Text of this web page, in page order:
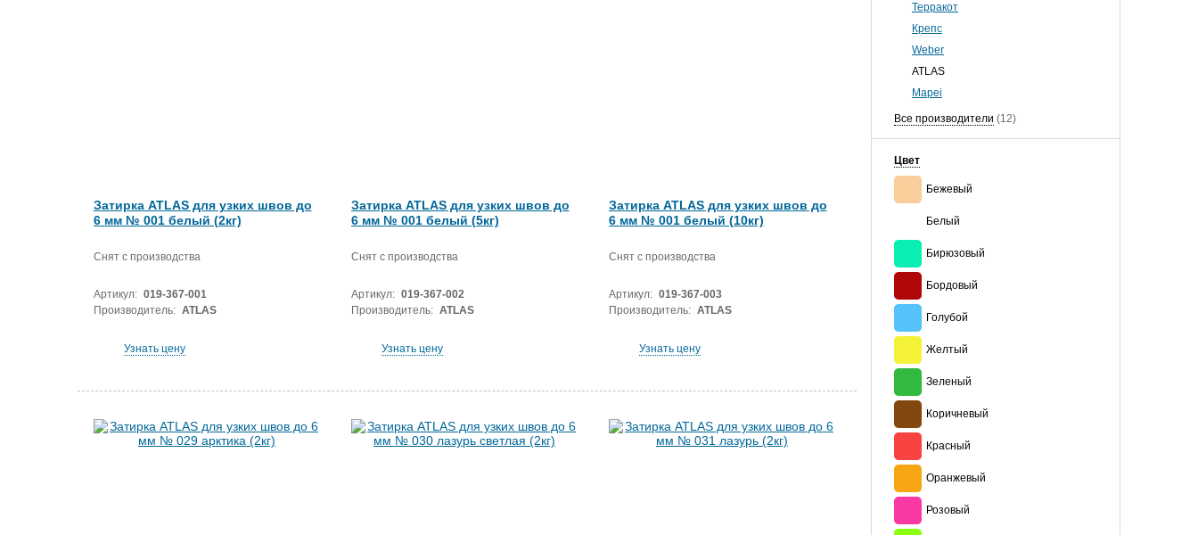
Терракот
Крепс
Weber
ATLAS
Mapei
Все производители (12)
Цвет
Бежевый
Белый
Бирюзовый
Бордовый
Голубой
Желтый
Зеленый
Коричневый
Красный
Оранжевый
Розовый
Затирка ATLAS для узких швов до
6 мм № 001 белый (2кг)
Снят с производства
Артикул: 019-367-001
Производитель: ATLAS
Узнать цену
Затирка ATLAS для узких швов до
6 мм № 001 белый (5кг)
Снят с производства
Артикул: 019-367-002
Производитель: ATLAS
Узнать цену
Затирка ATLAS для узких швов до
6 мм № 001 белый (10кг)
Снят с производства
Артикул: 019-367-003
Производитель: ATLAS
Узнать цену